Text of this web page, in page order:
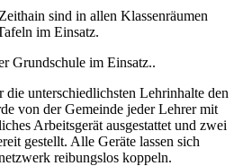
sind in allen Klassenräumen
im Einsatz.
unterschiedlichsten Lehrinhalte den
von der Gemeinde jeder Lehrer mit
Arbeitsgerät ausgestattet und zwei
gestellt. Alle Geräte lassen sich
reibungslos koppeln.